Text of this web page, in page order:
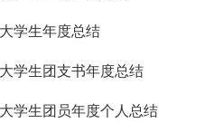
学生年度总结
学生团支书年度总结
学生团员年度个人总结